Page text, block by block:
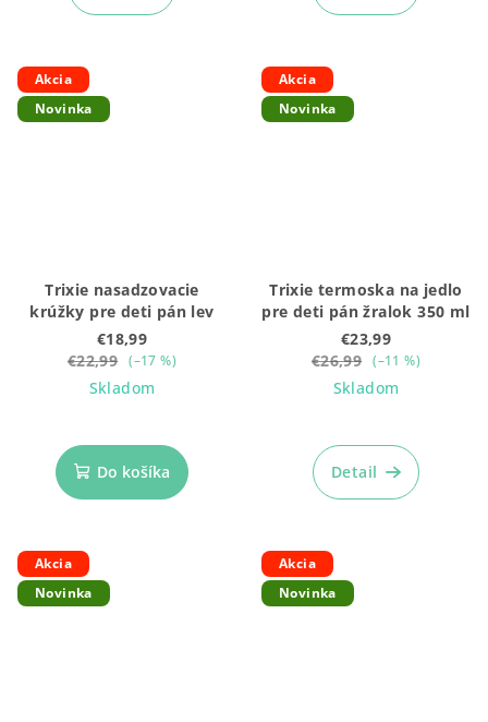
Akcia
Novinka
Trixie nasadzovacie
krúžky pre deti pán lev
€18,99
€22,99 (–17 %)
Skladom
Do košíka
Akcia
Novinka
Trixie termoska na jedlo
pre deti pán žralok 350 ml
€23,99
€26,99 (–11 %)
Skladom
Detail
Akcia
Novinka
Akcia
Novinka